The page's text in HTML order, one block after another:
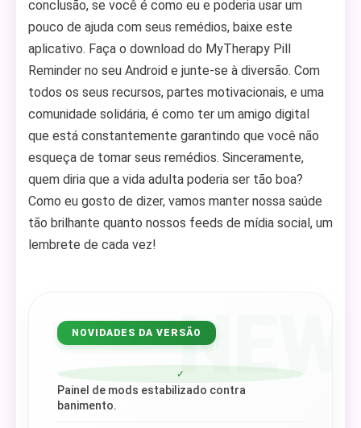
conclusão, se você é como eu e poderia usar um
pouco de ajuda com seus remédios, baixe este
aplicativo. Faça o download do MyTherapy Pill
Reminder no seu Android e junte-se à diversão. Com
todos os seus recursos, partes motivacionais, e uma
comunidade solidária, é como ter um amigo digital
que está constantemente garantindo que você não
esqueça de tomar seus remédios. Sinceramente,
quem diria que a vida adulta poderia ser tão boa?
Como eu gosto de dizer, vamos manter nossa saúde
tão brilhante quanto nossos feeds de mídia social, um
lembrete de cada vez!
NEW
NOVIDADES DA VERSÃO
✓
Painel de mods estabilizado contra
banimento.